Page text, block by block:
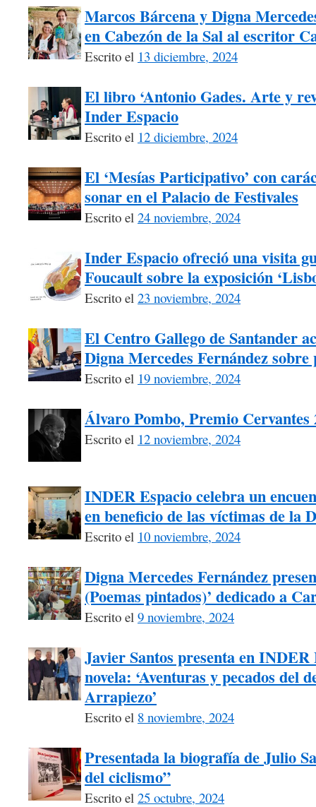
Marcos Bárcena y Digna
en Cabezón de la Sal al escritor
Escrito el 13 diciembre, 2024
El libro ‘Antonio Gades. Arte y
Inder Espacio
Escrito el 12 diciembre, 2024
El ‘Mesías Participativo’ con
sonar en el Palacio de Festivales
Escrito el 24 noviembre, 2024
Inder Espacio ofreció una visita
Foucault sobre la exposición
Escrito el 23 noviembre, 2024
El Centro Gallego de Santander
Digna Mercedes Fernández
Escrito el 19 noviembre, 2024
Álvaro Pombo, Premio Cervantes
Escrito el 12 noviembre, 2024
INDER Espacio celebra un
en beneficio de las víctimas de la
Escrito el 10 noviembre, 2024
Digna Mercedes Fernández
(Poemas pintados)’ dedicado a
Escrito el 9 noviembre, 2024
Javier Santos presenta en
novela: ‘Aventuras y pecados del
Arrapiezo’
Escrito el 8 noviembre, 2024
Presentada la biografía de Julio
del ciclismo”
Escrito el 25 octubre, 2024